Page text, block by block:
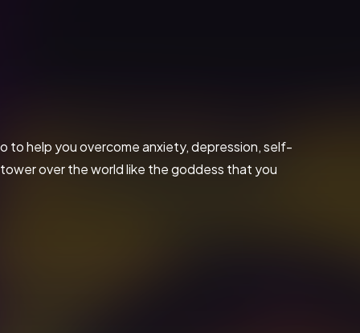
to help you overcome anxiety, depression, self-
over the world like the goddess that you